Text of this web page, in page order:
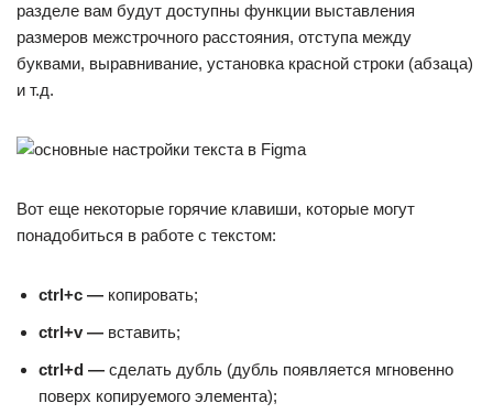
разделе вам будут доступны функции выставления
размеров межстрочного расстояния, отступа между
буквами, выравнивание, установка красной строки (абзаца)
и т.д.
Вот еще некоторые горячие клавиши, которые могут
понадобиться в работе с текстом:
ctrl+с — копировать;
ctrl+v — вставить;
ctrl+d — сделать дубль (дубль появляется мгновенно
поверх копируемого элемента);